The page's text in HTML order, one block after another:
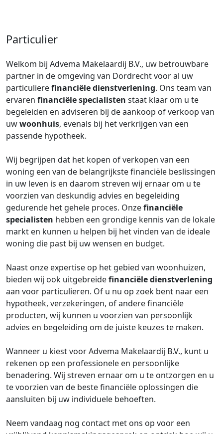
Particulier
Welkom bij Advema Makelaardij B.V., uw betrouwbare
partner in de omgeving van Dordrecht voor al uw
particulierefinanciële dienstverlening. Ons team van
ervaren financiële specialisten staat klaar om u te
begeleiden en adviseren bij de aankoop of verkoop van
uwwoonhuis, evenals bij het verkrijgen van een
passende hypotheek.
Wij begrijpen dat het kopen of verkopen van een
woning een van de belangrijkste financiële beslissingen
in uw leven is en daarom streven wij ernaar om u te
voorzien van deskundig advies en begeleiding
gedurende het gehele proces. Onzefinanciële
specialisten hebben een grondige kennis van de lokale
markt en kunnen u helpen bij het vinden van de ideale
woning die past bij uw wensen en budget.
Naast onze expertise op het gebied van woonhuizen,
bieden wij ook uitgebreidefinanciële dienstverlening
aan voor particulieren. Of u nu op zoek bent naar een
hypotheek, verzekeringen, of andere financiële
producten, wij kunnen u voorzien van persoonlijk
advies en begeleiding om de juiste keuzes te maken.
Wanneer u kiest voor Advema Makelaardij B.V., kunt u
rekenen op een professionele en persoonlijke
benadering. Wij streven ernaar om u te ontzorgen en u
te voorzien van de beste financiële oplossingen die
aansluiten bij uw individuele behoeften.
Neem vandaag nog contact met ons op voor een